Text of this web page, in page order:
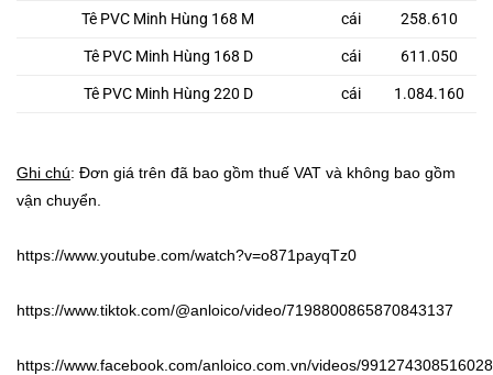
Tê PVC Minh Hùng 168 M cái 258.610
Tê PVC Minh Hùng 168 D cái 611.050
Tê PVC Minh Hùng 220 D cái 1.084.160
Ghi chú: Đơn giá trên đã bao gồm thuế VAT và không bao gồm
vận chuyển.
https://www.youtube.com/watch?v=o871payqTz0
https://www.tiktok.com/@anloico/video/7198800865870843137
https://www.facebook.com/anloico.com.vn/videos/991274308516028